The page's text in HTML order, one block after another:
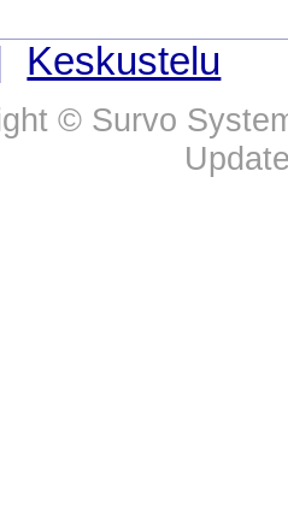
Keskustelu
© Survo